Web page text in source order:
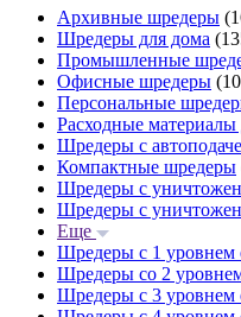
Архивные шредеры
Шредеры для дома
Промышленные
Офисные шредеры
Персональные
Расходные материалы
Шредеры с
Компактные шредеры
Шредеры с
Шредеры с
Еще
Шредеры с 1 уровнем
Шредеры со 2
Шредеры с 3 уровнем